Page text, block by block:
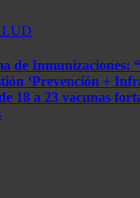
de Inmunizaciones:
‘Prevención +
18 a 23 vacunas